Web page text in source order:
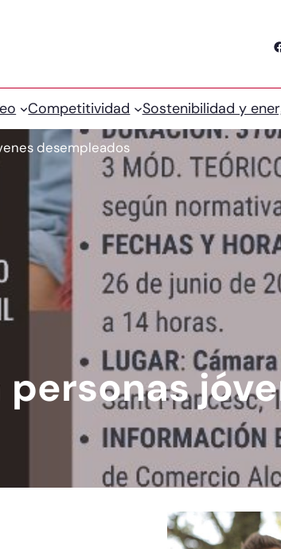
Facebook
Competitividad Sostenibilidad y
desempleados
personas